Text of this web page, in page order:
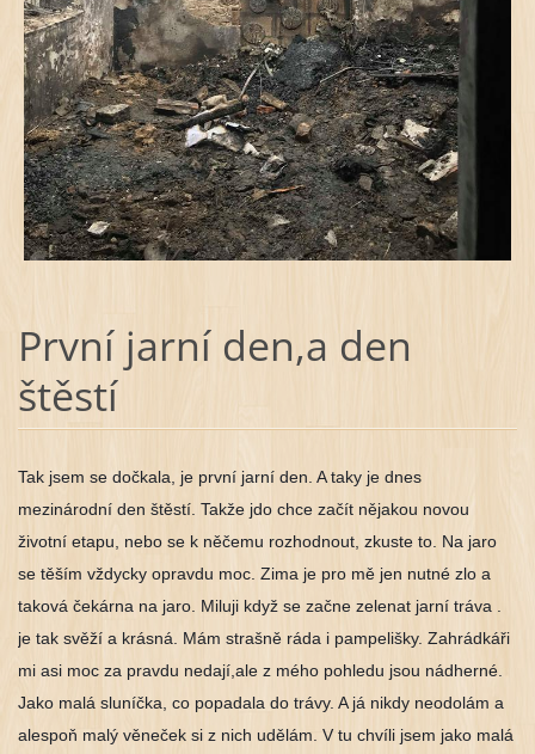
První jarní den,a den
štěstí
Tak jsem se dočkala, je první jarní den. A taky je dnes
mezinárodní den štěstí. Takže jdo chce začít nějakou novou
životní etapu, nebo se k něčemu rozhodnout, zkuste to. Na jaro
se těším vždycky opravdu moc. Zima je pro mě jen nutné zlo a
taková čekárna na jaro. Miluji když se začne zelenat jarní tráva .
je tak svěží a krásná. Mám strašně ráda i pampelišky. Zahrádkáři
mi asi moc za pravdu nedají,ale z mého pohledu jsou nádherné.
Jako malá sluníčka, co popadala do trávy. A já nikdy neodolám a
alespoň malý věneček si z nich udělám. V tu chvíli jsem jako malá